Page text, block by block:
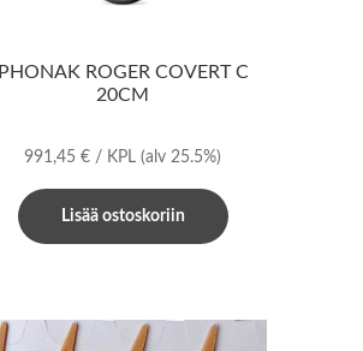
PHONAK ROGER COVERT C
20CM
991,45€ / KPL(alv 25.5%)
Lisää ostoskoriin